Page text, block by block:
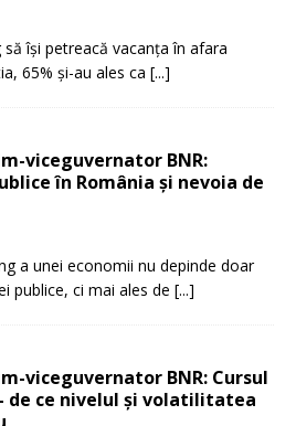
își petreacă vacanța în afara
65% și-au ales ca [...]
viceguvernator BNR:
în România și nevoia de
a unei economii nu depinde doar
publice, ci mai ales de [...]
viceguvernator BNR: Cursul
de ce nivelul și volatilitatea